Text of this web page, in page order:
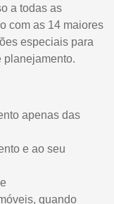
a todas as
com as 14 maiores
especiais para
planejamento.
apenas das
e ao seu
quando